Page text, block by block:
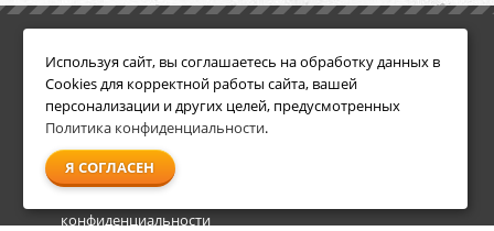
Условия возврата
О компании
Доставка
Оплата
Гарантия и сервис
конфиденциальности
Акции
Используя сайт, вы соглашаетесь на обработку данных в
Cookies для корректной работы сайта, вашей
персонализации и других целей, предусмотренных
Политика конфиденциальности.
Я СОГЛАСЕН